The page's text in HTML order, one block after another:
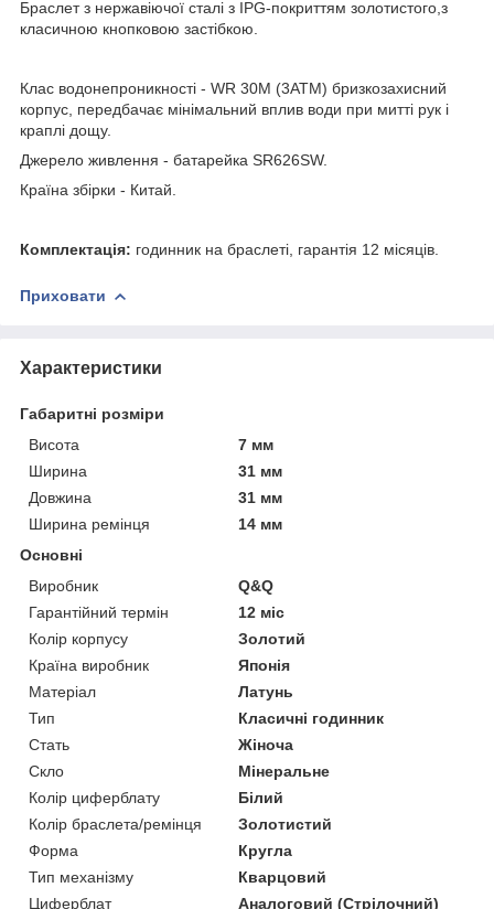
Браслет з нержавіючої сталі з IPG-покриттям золотистого,з
класичною кнопковою застібкою.
Клас водонепроникності - WR 30М (3АТМ) бризкозахисний
корпус, передбачає мінімальний вплив води при митті рук і
краплі дощу.
Джерело живлення - батарейка SR626SW.
Країна збірки - Китай.
Комплектація: годинник на браслеті, гарантія 12 місяців.
Приховати
Характеристики
Габаритні розміри
Висота
7 мм
Ширина
31 мм
Довжина
31 мм
Ширина ремінця
14 мм
Основні
Виробник
Q&Q
Гарантійний термін
12 міс
Колір корпусу
Золотий
Країна виробник
Японія
Матеріал
Латунь
Тип
Класичні годинник
Стать
Жіноча
Скло
Мінеральне
Колір циферблату
Білий
Колір браслета/ремінця
Золотистий
Форма
Кругла
Тип механізму
Кварцовий
Циферблат
Аналоговий (Стрілочний)